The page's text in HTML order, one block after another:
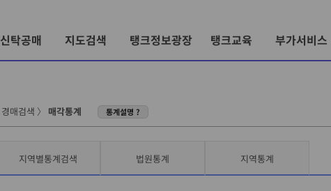
신탁공매 지도검색 탱크정보광장 탱크교육 부가서비스
경매검색 〉 매각통계 통계설명 ?
지역별통계검색 법원통계 지역통계